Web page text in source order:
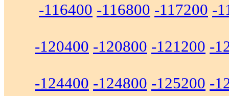
-116400 -116800 -117200 -
-120400 -120800 -121200 -
-124400 -124800 -125200 -